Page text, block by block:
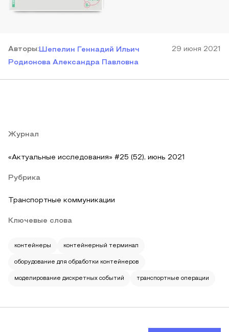
Авторы:Шепелин Геннадий Ильич
Родионова Александра Павловна
29 июня 2021
Журнал
«Актуальные исследования» #25 (52), июнь 2021
Рубрика
Транспортные коммуникации
Ключевые слова
контейнеры контейнерный терминал
оборудование для обработки контейнеров
моделирование дискретных событий транспортные операции